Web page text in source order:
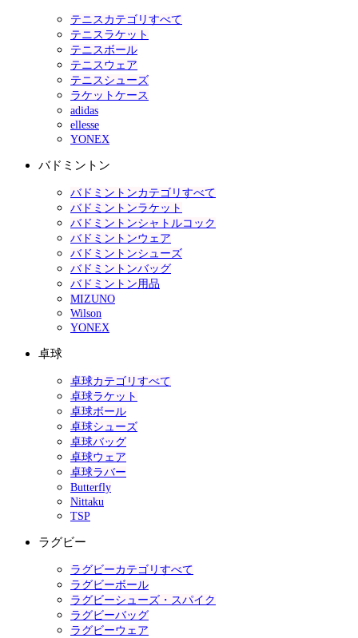
テニスカテゴリすべて
テニスラケット
テニスボール
テニスウェア
テニスシューズ
ラケットケース
adidas
ellesse
YONEX
バドミントン
バドミントンカテゴリすべて
バドミントンラケット
バドミントンシャトルコック
バドミントンウェア
バドミントンシューズ
バドミントンバッグ
バドミントン用品
MIZUNO
Wilson
YONEX
卓球
卓球カテゴリすべて
卓球ラケット
卓球ボール
卓球シューズ
卓球バッグ
卓球ウェア
卓球ラバー
Butterfly
Nittaku
TSP
ラグビー
ラグビーカテゴリすべて
ラグビーボール
ラグビーシューズ・スパイク
ラグビーバッグ
ラグビーウェア